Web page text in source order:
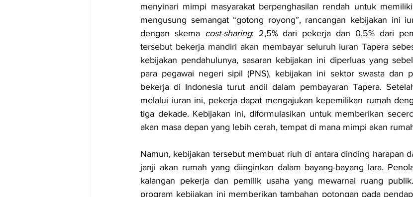
menyinari mimpi masyarakat berpenghasilan rendah untuk
mengusung semangat “gotong royong”, rancangan kebijakan ini
dengan skema cost-sharing: 2,5% dari pekerja dan 0,5% dari
tersebut bekerja mandiri akan membayar seluruh iuran Tapera
kebijakan pendahulunya, sasaran kebijakan ini diperluas yang
para pegawai negeri sipil (PNS), kebijakan ini sektor swasta dan
bekerja di Indonesia turut andil dalam pembayaran Tapera.
melalui iuran ini, pekerja dapat mengajukan kepemilikan rumah
tiga dekade. Kebijakan ini, diformulasikan untuk memberikan
akan masa depan yang lebih cerah, tempat di mana mimpi akan
Namun, kebijakan tersebut membuat riuh di antara dinding harapan
janji akan rumah yang diinginkan dalam bayang-bayang lara.
kalangan pekerja dan pemilik usaha yang mewarnai ruang
program kebijakan ini memberikan tambahan potongan pada